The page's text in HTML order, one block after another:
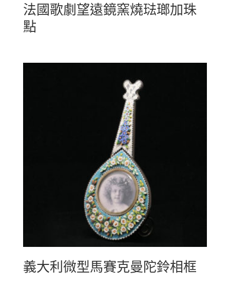
法國歌劇望遠鏡窯燒琺瑯加珠
點
義大利微型馬賽克曼陀鈴相框